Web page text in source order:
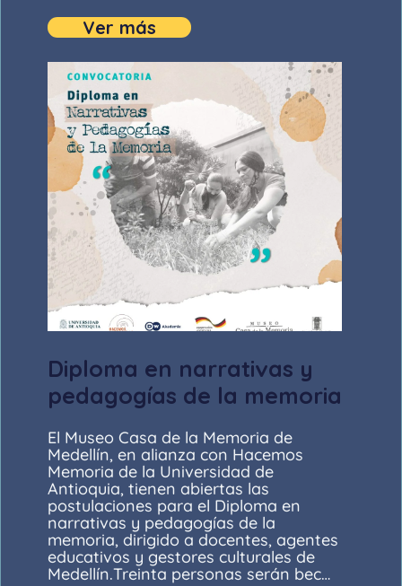
Ver más
Diploma en narrativas y
pedagogías de la memoria
El Museo Casa de la Memoria de
Medellín, en alianza con Hacemos
Memoria de la Universidad de
Antioquia, tienen abiertas las
postulaciones para el Diploma en
narrativas y pedagogías de la
memoria, dirigido a docentes, agentes
educativos y gestores culturales de
Medellín.Treinta personas serán bec…